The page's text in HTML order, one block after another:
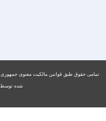
تمامی حقوق طبق قوانین مالکیت معنوی
شده توسط